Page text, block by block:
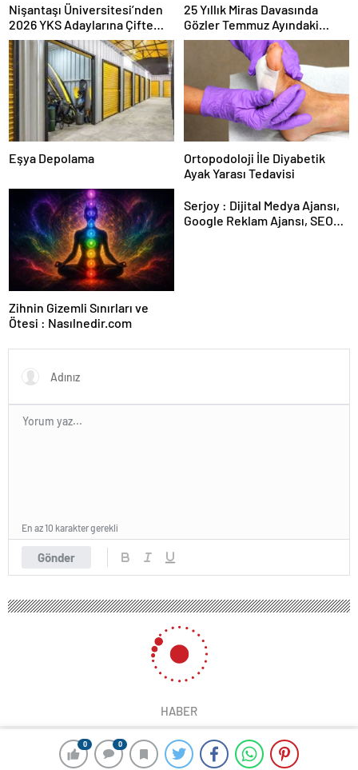
0 0
Nişantaşı Üniversitesi’nden
2026 YKS Adaylarına Çifte
Güvence: Sabit Ücret ve
Kesintisiz Burs
25 Yıllık Miras Davasında
Gözler Temmuz Ayındaki
Karar Duruşmasına Çevrildi
Eşya Depolama
Ortopodoloji İle Diyabetik
Ayak Yarası Tedavisi
Zihnin Gizemli Sınırları ve
Ötesi : Nasılnedir.com
Serjoy : Dijital Medya Ajansı,
Google Reklam Ajansı, SEO
Gönder
En az 10 karakter gerekli
HABER